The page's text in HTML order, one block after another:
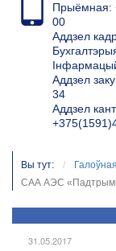
Прыёмная:
00
Аддзел
Аддзел
34
Аддзел
Вы тут: Галоўная
САА АЭС
31.05.2017